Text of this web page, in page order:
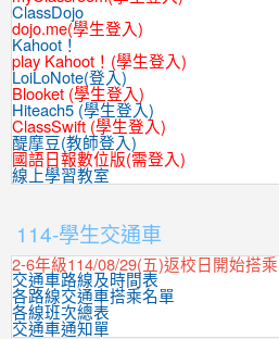
ClassDojo
dojo.me(學生登入)
Kahoot！
play Kahoot！(學生登入)
LoiLoNote(登入)
Blooket (學生登入)
Hiteach5 (學生登入)
ClassSwift (學生登入)
醍摩豆(教師登入)
國語日報數位版(需登入)
線上學習教室
114-學生交通車
2-6年級114/08/29(五)返校日開始搭乘
交通車路線及時間表
各路線交通車搭乘名單
各線班次總表
交通車通知單